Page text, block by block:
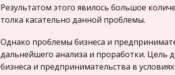
Результатом этого явилось большое
толка касательно данной проблемы.
Однако проблемы бизнеса и
дальнейшего анализа и проработки. Цель
бизнеса и предпринимательства в